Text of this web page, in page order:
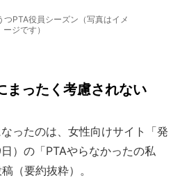
つPTA役員シーズン（写真はイメ
ージです）
まったく考慮されない
ったのは、女性向けサイト「発
）の「PTAやらなかったの私
（要約抜粋）。